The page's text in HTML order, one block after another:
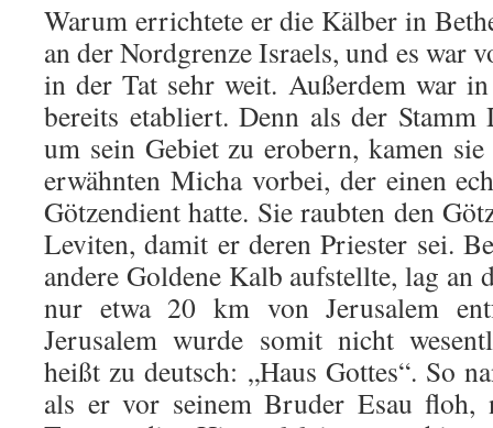
Warum errichtete er die Kälber in
an der Nordgrenze Is­raels, und es war
in der Tat sehr weit. Außerdem war
bereits etabliert. Denn als der Stamm
um sein Ge­biet zu erobern, kamen
erwähnten Micha vorbei, der einen
Götzendient hatte. Sie raubten den
Le­viten, damit er deren Priester sei.
andere Goldene Kalb aufstell­te, lag an
nur etwa 20 km von Jerusalem
Jerusalem wurde somit nicht
heißt zu deutsch: „Haus Got­tes“. So
als er vor sei­nem Bruder Esau